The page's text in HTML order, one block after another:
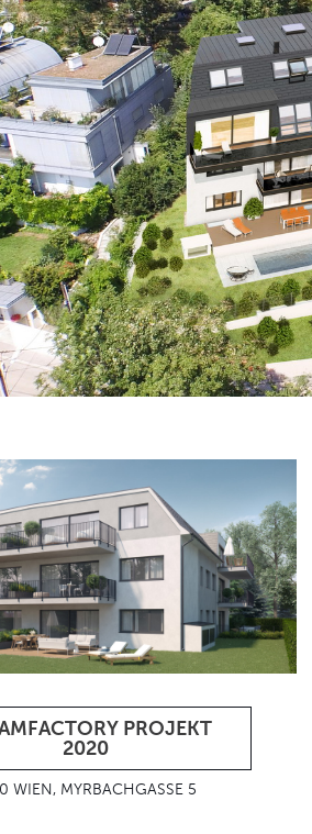
PROJEKT
2020
WIEN, MYRBACHGASSE 5